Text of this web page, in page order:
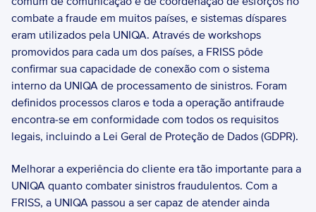
combate a fraude em muitos países, e sistemas díspares
eram utilizados pela UNIQA. Através de workshops
promovidos para cada um dos países, a FRISS pôde
confirmar sua capacidade de conexão com o sistema
interno da UNIQA de processamento de sinistros. Foram
definidos processos claros e toda a operação antifraude
encontra-se em conformidade com todos os requisitos
legais, incluindo a Lei Geral de Proteção de Dados (GDPR).
Melhorar a experiência do cliente era tão importante para a
UNIQA quanto combater sinistros fraudulentos. Com a
FRISS, a UNIQA passou a ser capaz de atender ainda